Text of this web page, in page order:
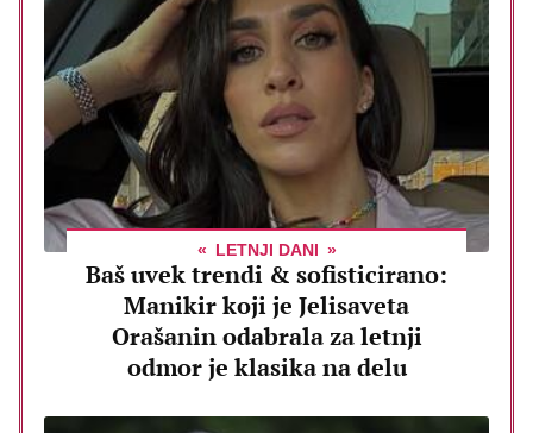
LETNJI DANI
Baš uvek trendi & sofisticirano:
Manikir koji je Jelisaveta
Orašanin odabrala za letnji
odmor je klasika na delu